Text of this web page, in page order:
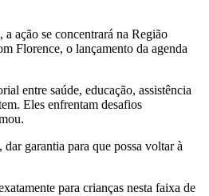
ação se concentrará na Região
Florence, o lançamento da agenda
entre saúde, educação, assistência
Eles enfrentam desafios
garantia para que possa voltar à
para crianças nesta faixa de